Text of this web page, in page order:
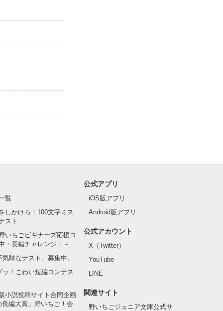
覧
しかけろ！100文字ミス
スト
いちごビギナーズ応援コ
・長編チャレンジ！～
味なテスト、募集中。
ッ！こわい短編コンテス
小説投稿サイト合同企画
長編大賞」野いちご！会
公式アプリ
iOS版アプリ
Android版アプリ
公式アカウント
X（Twitter）
YouTube
LINE
関連サイト
野いちごジュニア文庫公式サ